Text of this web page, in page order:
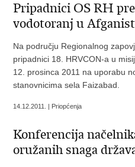
Pripadnici OS RH
vodotoranj u
Na području Regionalnog
pripadnici 18. HRVCON-a u
12. prosinca 2011 na uporabu
stanovnicima sela Faizabad.
14.12.2011. | Priopćenja
Konferencija
oružanih snaga